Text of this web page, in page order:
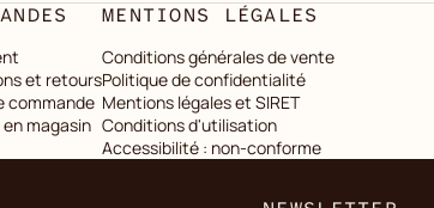
et retours
commande
magasin
MENTIONS LÉGALES
Conditions générales de vente
Politique de confidentialité
Mentions légales et SIRET
Conditions d'utilisation
Accessibilité : non-conforme